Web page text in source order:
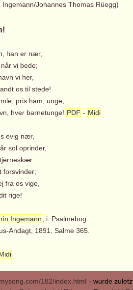
Ingemann/Johannes Thomas Rüegg)
han er nær,
vi bede;
vi her,
os til stede!
pris ham, unge,
hver barnetunge! PDF - Midi
evig nær,
sol oprinder,
forsvinder;
fra os vige,
rige!
Ingemann
, i: Psalmebog
Andagt, 1891, Salme 365.
182/index.html - wurde